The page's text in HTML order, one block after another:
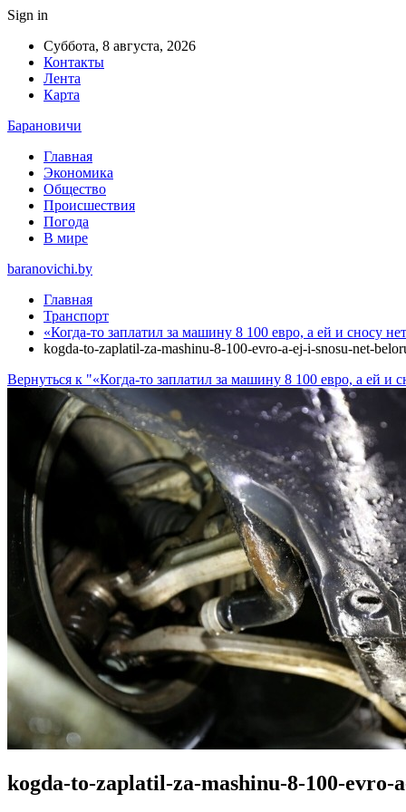
Sign in
Суббота, 8 августа, 2026
Контакты
Лента
Карта
Барановичи
Главная
Экономика
Общество
Происшествия
Погода
В мире
baranovichi.by
Главная
Транспорт
«Когда-то заплатил за машину 8 100 евро, а ей и сносу
kogda-to-zaplatil-za-mashinu-8-100-evro-a-ej-i-snosu-net-
Вернуться к "«Когда-то заплатил за машину 8 100 евро, а ей
kogda-to-zaplatil-za-mashinu-8-100-